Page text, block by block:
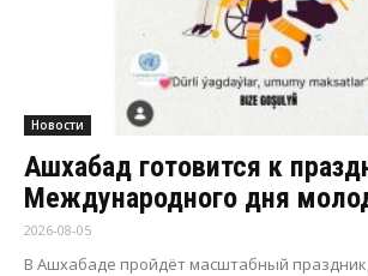
Новости
Ашхабад готовится к
Международного дня
2026-08-05
В Ашхабаде пройдёт масштабный